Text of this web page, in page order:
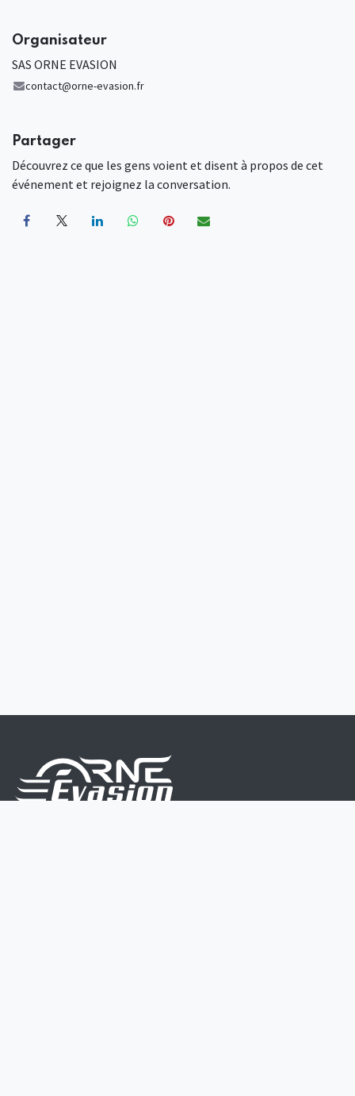
Organisateur
SAS ORNE EVASION
contact@orne-evasion.fr
Partager
Découvrez ce que les gens voient et disent à propos de cet
événement et rejoignez la conversation.